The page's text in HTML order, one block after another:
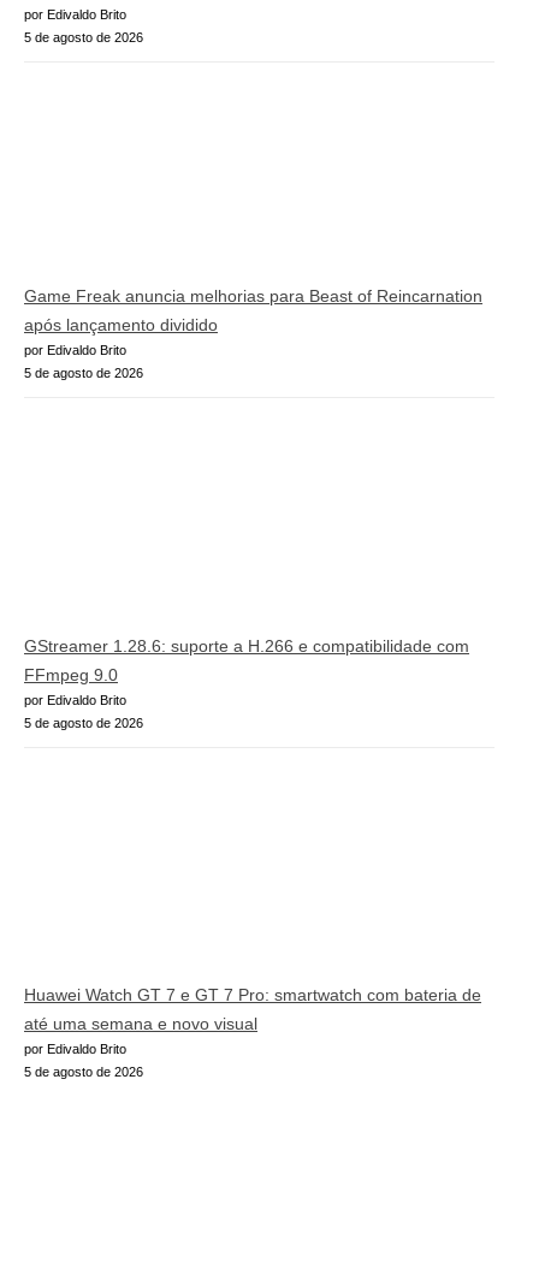
por Edivaldo Brito
5 de agosto de 2026
Game Freak anuncia melhorias para Beast of Reincarnation
após lançamento dividido
por Edivaldo Brito
5 de agosto de 2026
GStreamer 1.28.6: suporte a H.266 e compatibilidade com
FFmpeg 9.0
por Edivaldo Brito
5 de agosto de 2026
Huawei Watch GT 7 e GT 7 Pro: smartwatch com bateria de
até uma semana e novo visual
por Edivaldo Brito
5 de agosto de 2026